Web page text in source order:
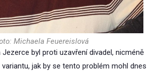
Michaela Feuereislová
Jezerce byl proti uzavření divadel, nicméně
jak by se tento problém mohl dnes